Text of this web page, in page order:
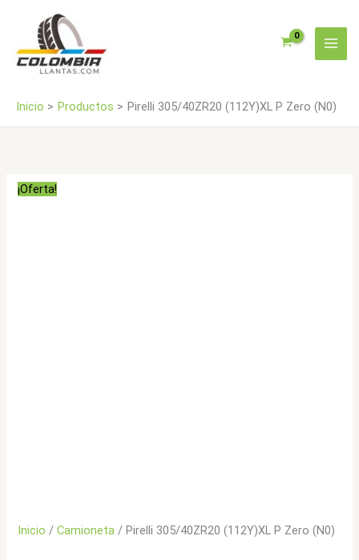
contenido
Inicio Productos Pirelli 305/40ZR20 (112Y)XL P Zero (N0)
¡Oferta!
Inicio /Camioneta / Pirelli 305/40ZR20 (112Y)XL P Zero (N0)
cantidad